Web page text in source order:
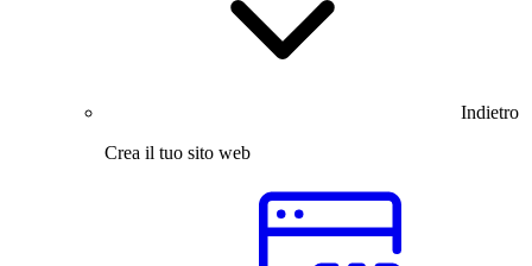
Indietro
Crea il tuo sito web